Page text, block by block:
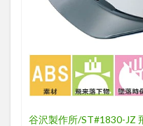
谷沢製作所/ST#1830-JZ